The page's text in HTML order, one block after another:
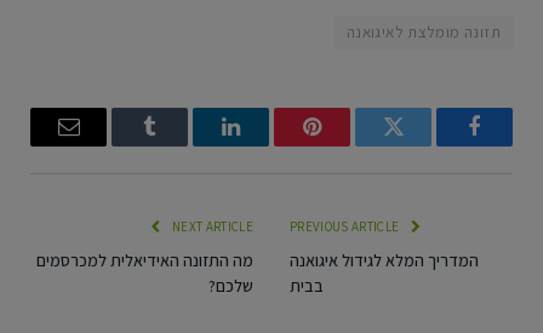
תזונה מומלצת לאיגואנה
Facebook
Twitter
Pinterest
LinkedIn
Tumblr
Email
המדריך המלא לגידול איגואנה
בבית
NEXT ARTICLE
מה התזונה האידיאלית למכרסמים
שלכם?